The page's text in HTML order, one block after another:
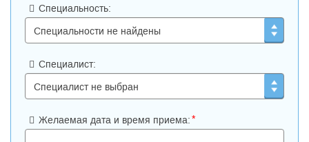
Специальность:
Специалист:
Желаемая дата и время приема:*